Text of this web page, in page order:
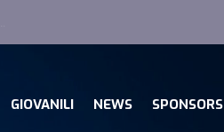
GIOVANILI NEWS SPONSORS